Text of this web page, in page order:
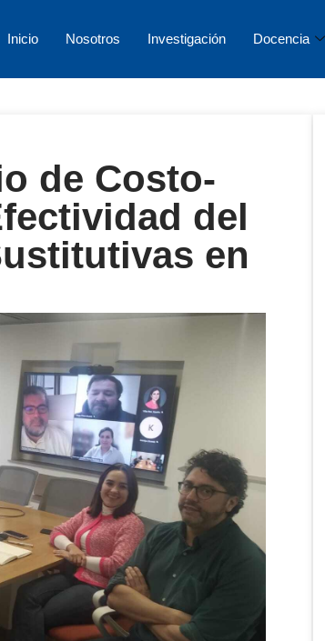
Inicio Nosotros Investigación Docencia
de Costo-
del
en